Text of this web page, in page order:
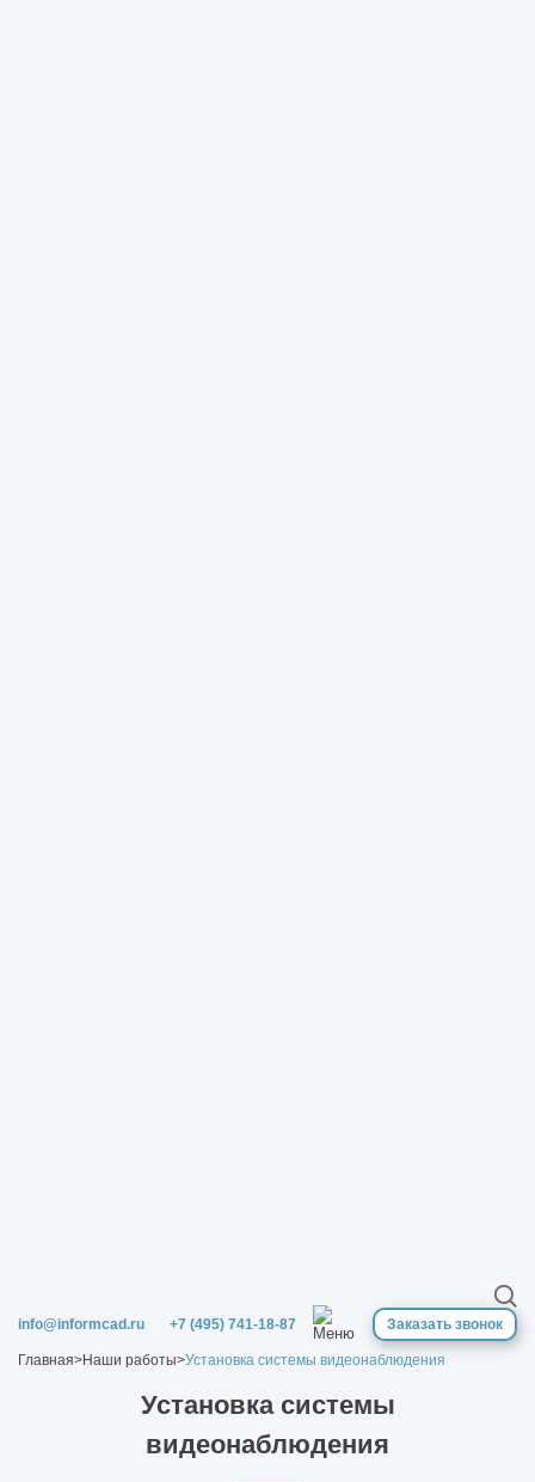
info@informcad.ru +7 (495) 741-18-87 Заказать звонок
Главная>Наши работы>Установка системы видеонаблюдения
Установка системы
видеонаблюдения